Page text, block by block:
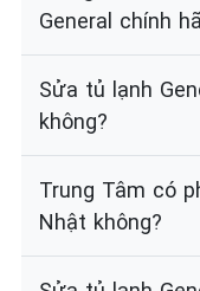
General chính
Sửa tủ lạnh
không?
Trung Tâm có
Nhật không?